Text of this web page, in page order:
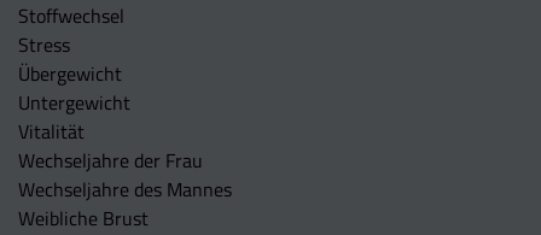
Stoffwechsel
Stress
Übergewicht
Untergewicht
Vitalität
Wechseljahre der Frau
Wechseljahre des Mannes
Weibliche Brust